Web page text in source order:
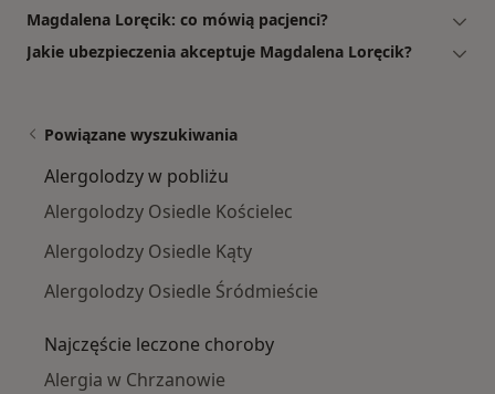
Magdalena Loręcik: co mówią pacjenci?
Jakie ubezpieczenia akceptuje Magdalena Loręcik?
Powiązane wyszukiwania
Alergolodzy w pobliżu
Alergolodzy Osiedle Kościelec
Alergolodzy Osiedle Kąty
Alergolodzy Osiedle Śródmieście
Najczęście leczone choroby
Alergia w Chrzanowie